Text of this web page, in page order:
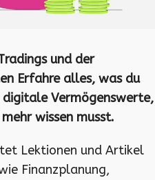
und der
Erfahre alles, was du
digitale Vermögenswerte,
wissen musst.
Lektionen und Artikel
Finanzplanung,